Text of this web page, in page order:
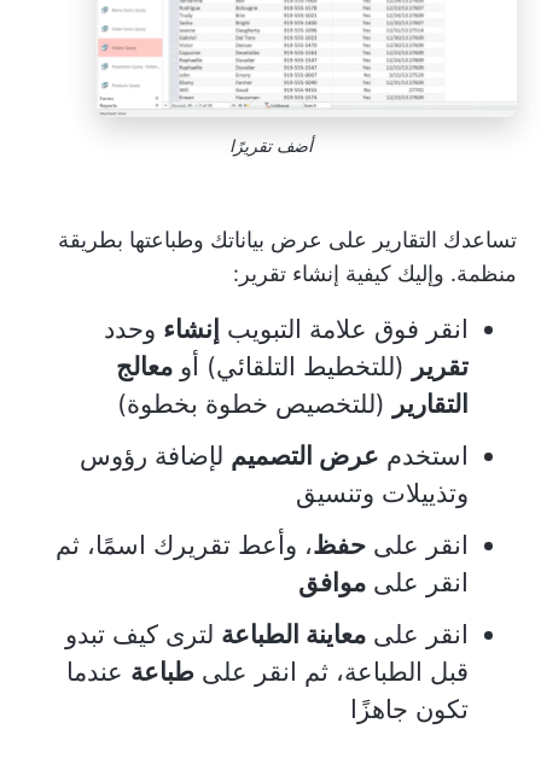
أضف تقريرًا
تساعدك التقارير على عرض بياناتك وطباعتها بطريقة
منظمة. وإليك كيفية إنشاء تقرير:
انقر فوق علامة التبويب إنشاء وحدد
تقرير (للتخطيط التلقائي) أو معالج
التقارير (للتخصيص خطوة بخطوة)
استخدم عرض التصميم لإضافة رؤوس
وتذييلات وتنسيق
انقر على حفظ، وأعط تقريرك اسمًا، ثم
انقر على موافق
انقر على معاينة الطباعة لترى كيف تبدو
قبل الطباعة، ثم انقر على طباعة عندما
تكون جاهزًا